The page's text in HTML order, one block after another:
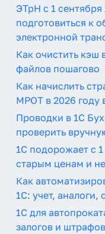
ЭТрН с 1
подготовиться к
электронной
Как очистить кэш
файлов пошагово
Как начислить
МРОТ в 2026 году
Проводки в 1С
проверить
1С подорожает с
старым ценам и
Как
1С: учет, аналоги,
1С для
залогов и штрафов